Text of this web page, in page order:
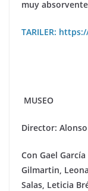
muy
TARILER:
MUSEO
Director:
Con Gael García
Gilmartin,
Salas, Leticia Br